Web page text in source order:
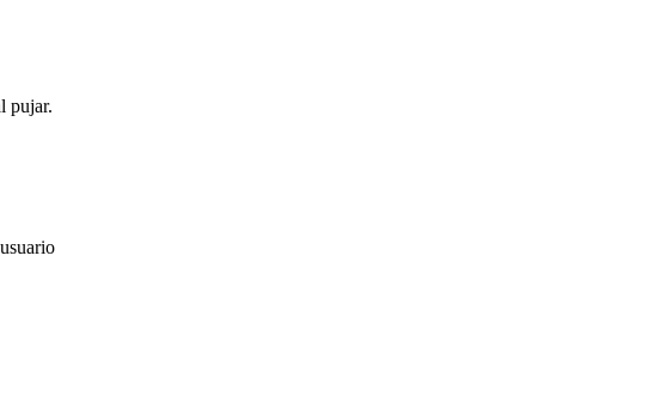
pujar.